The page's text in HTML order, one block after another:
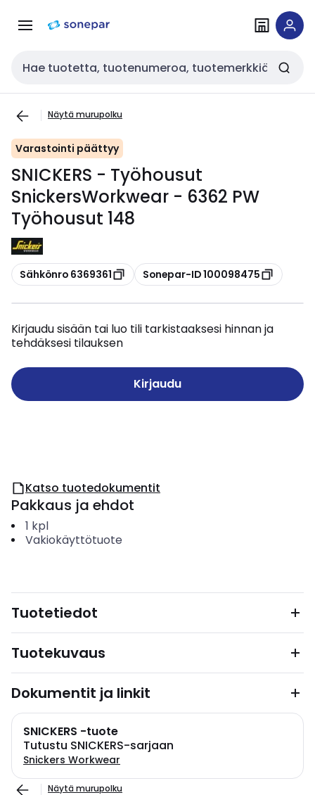
navigointiinsisältöön
Haku
Näytä murupolku
Varastointi päättyy
SNICKERS - Työhousut
SnickersWorkwear - 6362 PW
Työhousut 148
Kopioi
Sähkönro 6369361 Kopioi
Sonepar-ID 100098475
Kirjaudu sisään tai luo tili tarkistaaksesi hinnan ja
tehdäksesi tilauksen
Kirjaudu
Katso tuotedokumentit
Pakkaus ja ehdot
1 kpl
Vakiokäyttötuote
Tuotetiedot
Tuotekuvaus
Dokumentit ja linkit
SNICKERS -tuote
Tutustu SNICKERS-sarjaan
Snickers Workwear
Näytä murupolku